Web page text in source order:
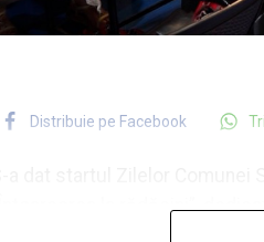
Distribuie pe Facebook
„Întoarcerea la rădăcini”,